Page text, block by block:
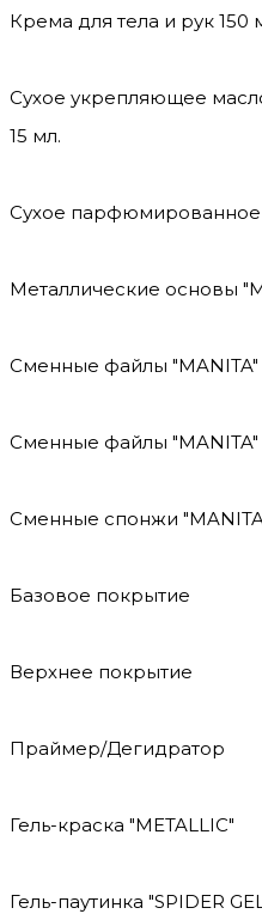
Крема для тела и рук 150
Сухое укрепляющее
15 мл.
Сухое парфюмированное
Металлические основы
Сменные файлы
Сменные файлы "MANITA"
Сменные спонжи
Базовое покрытие
Верхнее покрытие
Праймер/Дегидратор
Гель-краска "METALLIC"
Гель-паутинка "SPIDER